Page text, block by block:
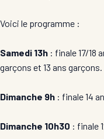
Voici le programme :
Samedi 13h : finale 17/18
garçons et 13 ans garçons.
Dimanche 9h : finale 14
Dimanche 10h30 : finale